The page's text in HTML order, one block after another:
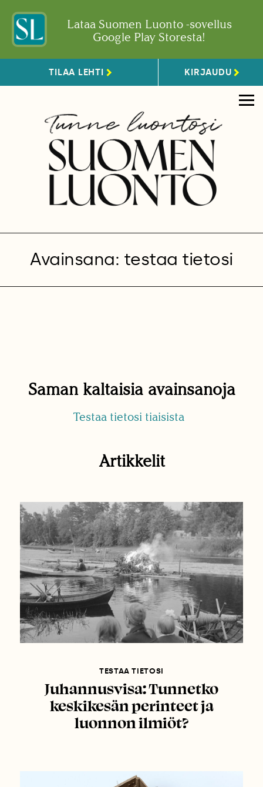
Lataa Suomen Luonto -sovellus
Google Play Storesta!
TILAA LEHTI KIRJAUDU
Avainsana: testaa tietosi
Saman kaltaisia avainsanoja
Testaa tietosi tiaisista
Artikkelit
TESTAA TIETOSI
Juhannusvisa: Tunnetko
keskikesän perinteet ja
luonnon ilmiöt?